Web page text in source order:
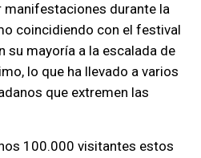
manifestaciones durante la
coincidiendo con el festival
su mayoría a la escalada de
lo que ha llevado a varios
que extremen las
100.000 visitantes estos